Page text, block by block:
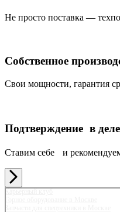
Не просто поставка —
Собственное
Свои мощности, гарантия
Подтверждение в деле
Ставим себе и